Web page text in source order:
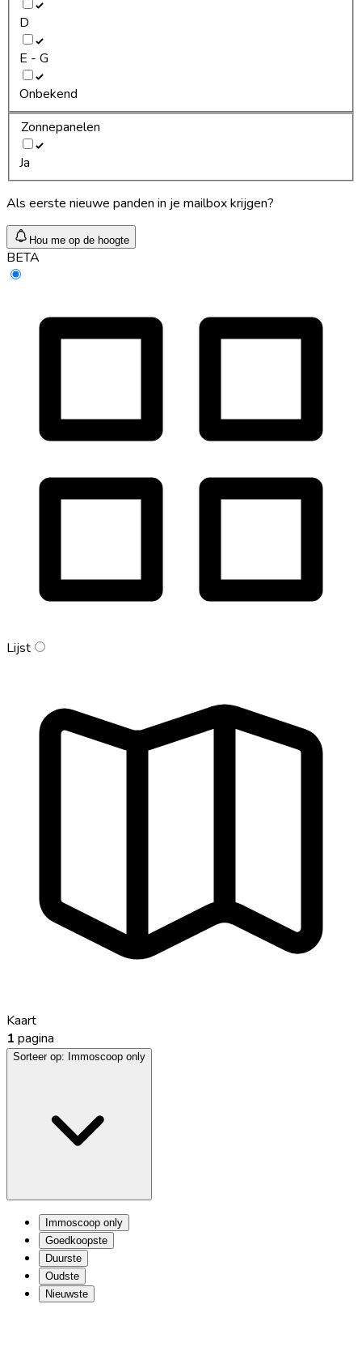
D
E - G
Onbekend
Zonnepanelen
Ja
Als eerste nieuwe panden in je mailbox krijgen?
Hou me op de hoogte
BETA
Lijst
Kaart
1 pagina
Sorteer op: Immoscoop only
Immoscoop only
Goedkoopste
Duurste
Oudste
Nieuwste